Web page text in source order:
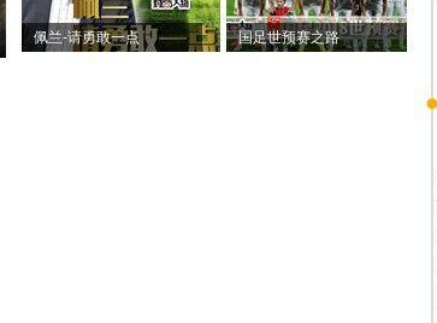
佩兰-请勇敢一点 国足世预赛之路